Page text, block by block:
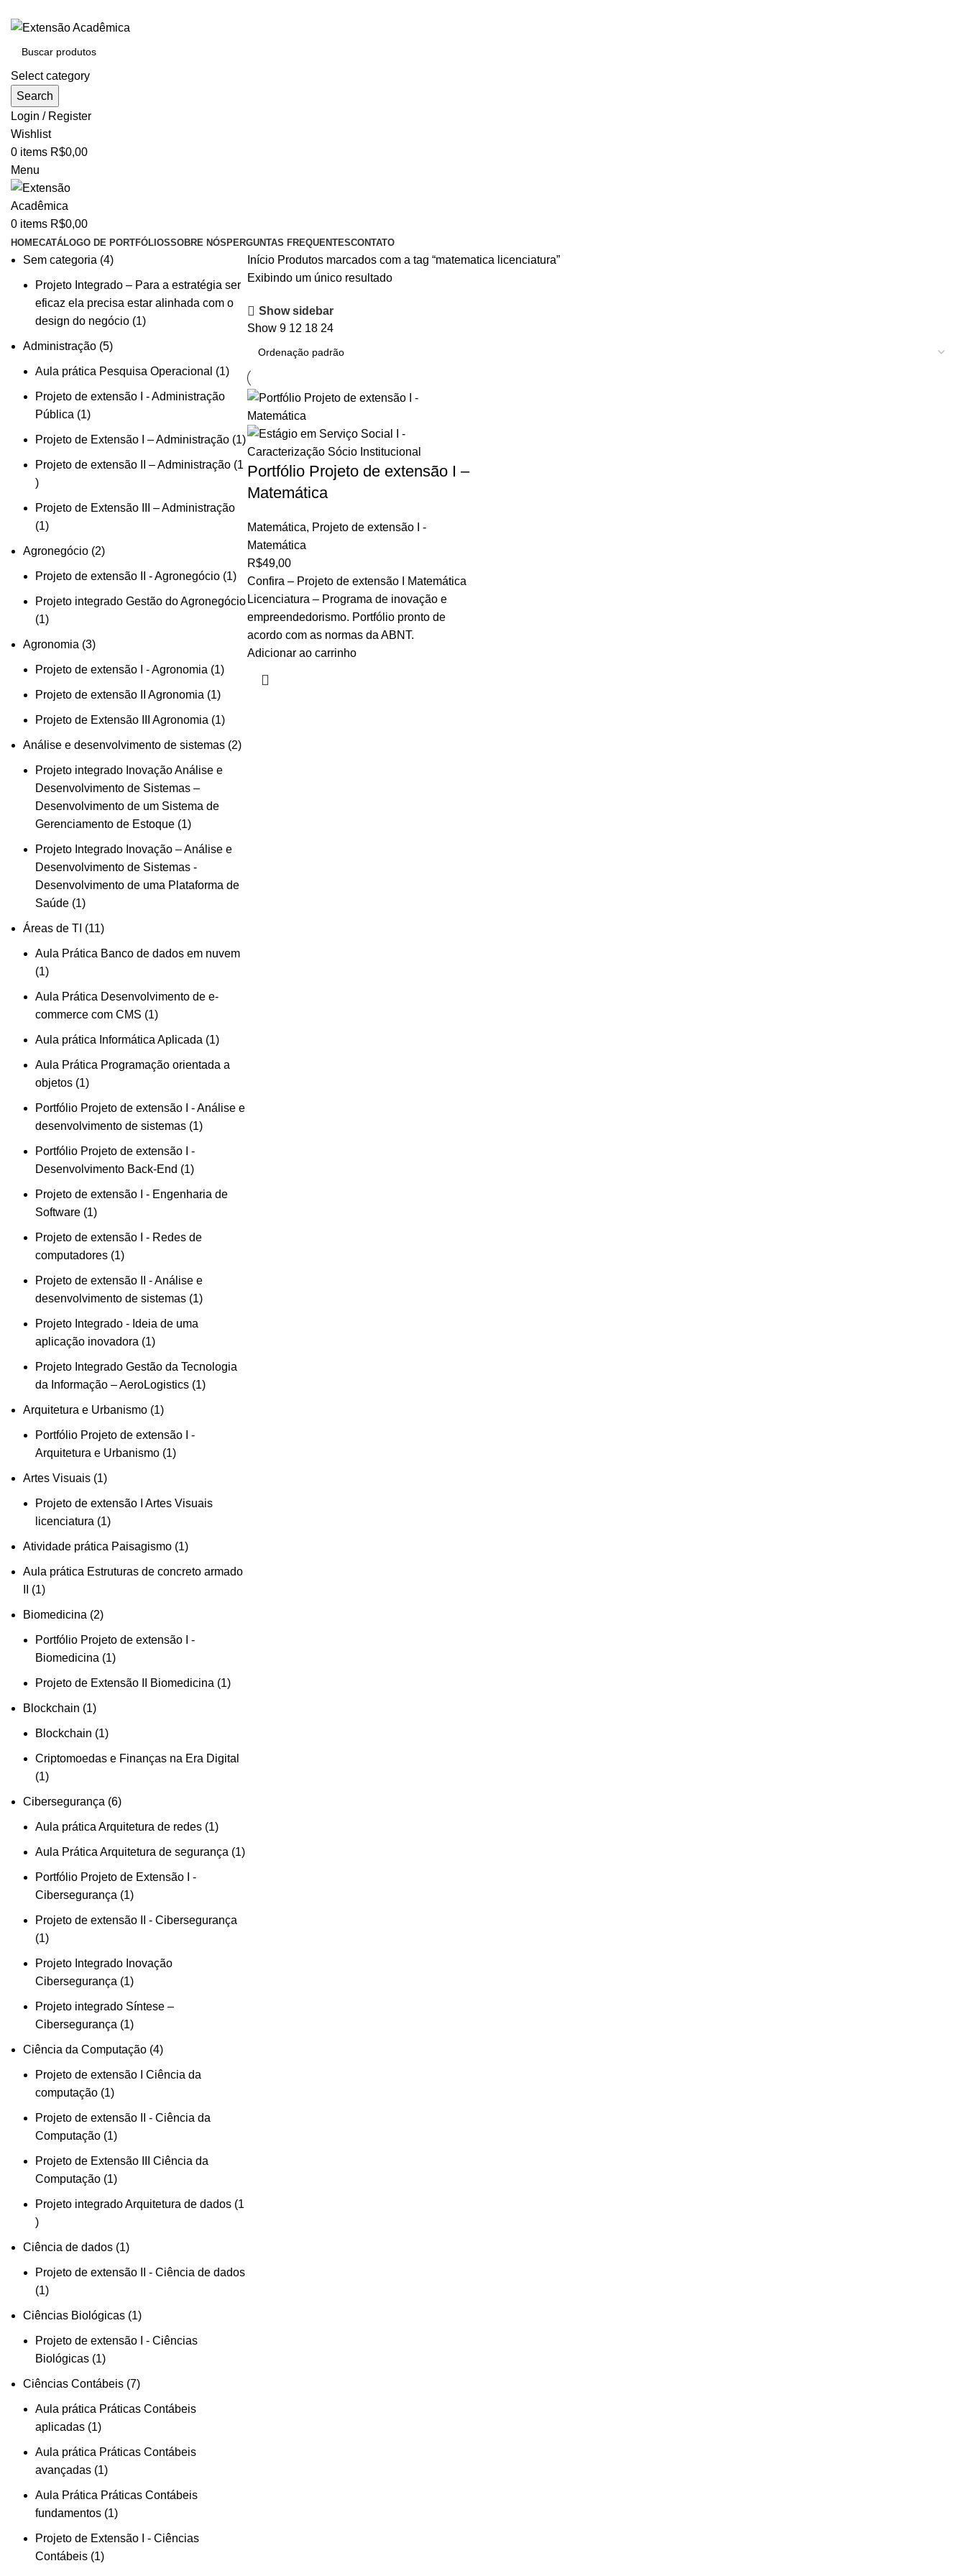
Select category
Search
Login / Register
Wishlist
0 items R$0,00
Menu
0 items R$0,00
HOMECATÁLOGO DE PORTFÓLIOSSOBRE NÓS PERGUNTAS FREQUENTESCONTATO
Sem categoria 4
Projeto Integrado – Para a estratégia ser
eficaz ela precisa estar alinhada com o
design do negócio 1
Administração 5
Aula prática Pesquisa Operacional 1
Projeto de extensão I - Administração
Pública
1
Projeto de Extensão I – Administração 1
Projeto de extensão II – Administração 1
Projeto de Extensão III – Administração
1
Agronegócio 2
Projeto de extensão II - Agronegócio 1
Projeto integrado Gestão do Agronegócio
1
Agronomia 3
Projeto de extensão I - Agronomia 1
Projeto de extensão II Agronomia 1
Projeto de Extensão III Agronomia 1
Análise e desenvolvimento de sistemas 2
Projeto integrado Inovação Análise e
Desenvolvimento de Sistemas –
Desenvolvimento de um Sistema de
Gerenciamento de Estoque 1
Projeto Integrado Inovação – Análise e
Desenvolvimento de Sistemas -
Desenvolvimento de uma Plataforma de
Saúde 1
Áreas de TI 11
Aula Prática Banco de dados em nuvem
1
Aula Prática Desenvolvimento de e-
commerce com CMS
1
Aula prática Informática Aplicada 1
Aula Prática Programação orientada a
objetos 1
Portfólio Projeto de extensão I - Análise e
desenvolvimento de sistemas 1
Portfólio Projeto de extensão I -
Desenvolvimento Back-End
1
Projeto de extensão I - Engenharia de
Software 1
Projeto de extensão I - Redes de
computadores 1
Projeto de extensão II - Análise e
desenvolvimento de sistemas 1
Projeto Integrado - Ideia de uma
aplicação inovadora
1
Projeto Integrado Gestão da Tecnologia
da Informação – AeroLogistics 1
Arquitetura e Urbanismo 1
Portfólio Projeto de extensão I -
Arquitetura e Urbanismo 1
Artes Visuais 1
Projeto de extensão I Artes Visuais
licenciatura
1
Atividade prática Paisagismo 1
Aula prática Estruturas de concreto armado
1
Biomedicina 2
Portfólio Projeto de extensão I -
Biomedicina
1
Projeto de Extensão II Biomedicina 1
Blockchain 1
Blockchain 1
Criptomoedas e Finanças na Era Digital
1
Cibersegurança 6
Aula prática Arquitetura de redes 1
Aula Prática Arquitetura de segurança 1
Portfólio Projeto de Extensão I -
Cibersegurança
1
Projeto de extensão II - Cibersegurança
1
Projeto Integrado Inovação
Cibersegurança
1
Projeto integrado Síntese –
Cibersegurança
1
Ciência da Computação 4
Projeto de extensão I Ciência da
computação 1
Projeto de extensão II - Ciência da
Computação 1
Projeto de Extensão III Ciência da
Computação 1
Projeto integrado Arquitetura de dados 1
Ciência de dados 1
Projeto de extensão II - Ciência de dados
1
Ciências Biológicas 1
Projeto de extensão I - Ciências
Biológicas 1
Ciências Contábeis 7
Aula prática Práticas Contábeis
aplicadas 1
Aula prática Práticas Contábeis
avançadas 1
Aula Prática Práticas Contábeis
fundamentos 1
Projeto de Extensão I - Ciências
Contábeis 1
Início Produtos marcados com a tag “matematica licenciatura”
Exibindo um único resultado
Show sidebar
Show 9 12 18 24
Portfólio Projeto de extensão I –
Matemática
Matemática, Projeto de extensão I -
Matemática
R$49,00
Confira – Projeto de extensão I Matemática
Licenciatura – Programa de inovação e
empreendedorismo. Portfólio pronto de
acordo com as normas da ABNT.
Adicionar ao carrinho